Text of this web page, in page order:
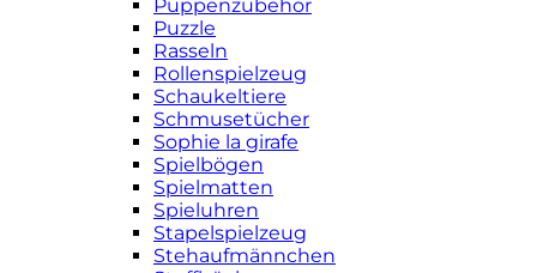
Puppenzubehör
Puzzle
Rasseln
Rollenspielzeug
Schaukeltiere
Schmusetücher
Sophie la girafe
Spielbögen
Spielmatten
Spieluhren
Stapelspielzeug
Stehaufmännchen